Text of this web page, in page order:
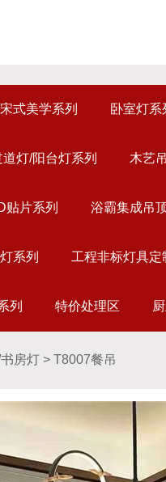
式美学系列 卧室灯系
道灯/阳台灯系列 木艺
贴片系列 浴霸集成吊
系列 工程非标灯具定
列 特价处理区
房灯 > T8007餐吊